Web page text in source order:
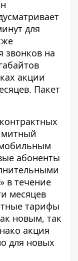
для
звонков на
акции
Пакет
абоненты
в течение
месяцев
тарифы
новым, так
акция
для новых